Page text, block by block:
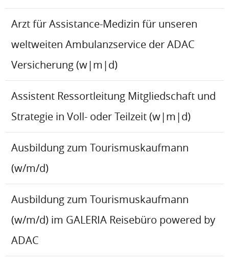
Arzt für Assistance-Medizin für unseren
weltweiten Ambulanzservice der ADAC
Versicherung (w|m|d)
Assistent Ressortleitung Mitgliedschaft und
Strategie in Voll- oder Teilzeit (w|m|d)
Ausbildung zum Tourismuskaufmann
(w/m/d)
Ausbildung zum Tourismuskaufmann
(w/m/d) im GALERIA Reisebüro powered by
ADAC